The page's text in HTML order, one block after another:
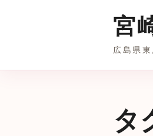
宮
広島県
タ